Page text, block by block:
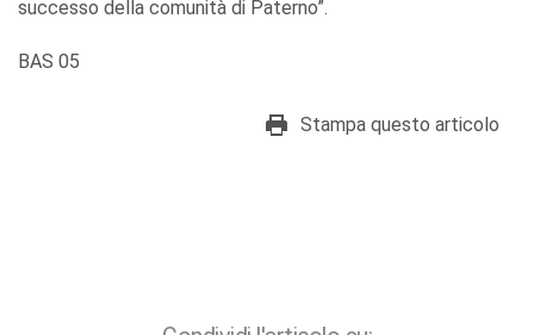
successo della comunità di Paterno”.
BAS 05
Stampa questo articolo